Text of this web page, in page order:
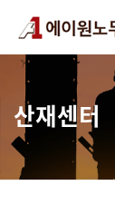
산재센터